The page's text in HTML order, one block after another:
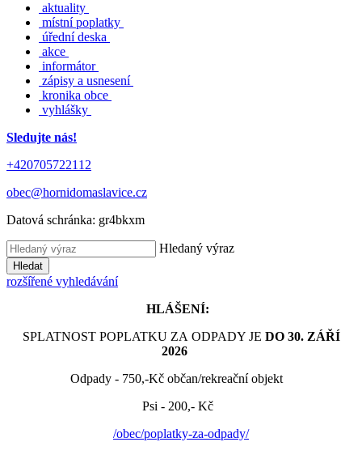
aktuality
místní poplatky
úřední deska
akce
informátor
zápisy a usnesení
kronika obce
vyhlášky
Sledujte nás!
+420705722112
obec@hornidomaslavice.cz
Datová schránka: gr4bkxm
Hledaný výraz
Hledat
rozšířené vyhledávání
HLÁŠENÍ:
SPLATNOST POPLATKU ZA ODPADY JE DO 30. ZÁŘÍ
2026
Odpady - 750,-Kč občan/rekreační objekt
Psi - 200,- Kč
/obec/poplatky-za-odpady/